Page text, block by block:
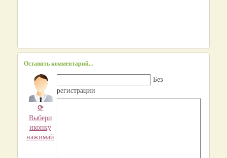
Оставить комментарий...
⟳
Выбери
иконку
нажимай
Без
регистрации